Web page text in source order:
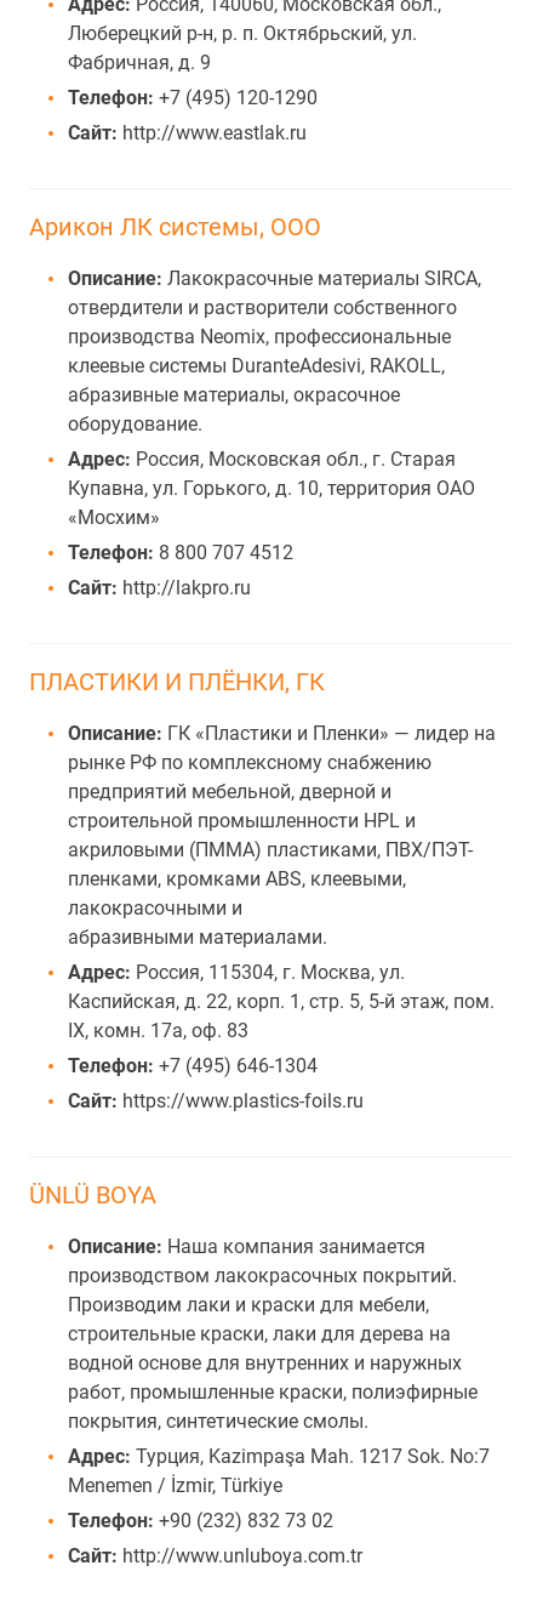
Люберецкий р-н, р. п. Октябрьский, ул.
Фабричная, д. 9
Телефон: +7 (495) 120-1290
Сайт: http://www.eastlak.ru
Арикон ЛК системы, ООО
Описание: Лакокрасочные материалы SIRCA,
отвердители и растворители собственного
производства Neomix, профессиональные
клеевые системы DuranteAdesivi, RAKOLL,
абразивные материалы, окрасочное
оборудование.
Адрес: Россия, Московская обл., г. Старая
Купавна, ул. Горького, д. 10, территория ОАО
«Мосхим»
Телефон: 8 800 707 4512
Сайт: http://lakpro.ru
ПЛАСТИКИ И ПЛЁНКИ, ГК
Описание: ГК «Пластики и Пленки» — лидер на
рынке РФ по комплексному снабжению
предприятий мебельной, дверной и
строительной промышленности HPL и
акриловыми (ПММА) пластиками, ПВХ/ПЭТ-
пленками, кромками ABS, клеевыми,
лакокрасочными и
абразивными материалами.
Адрес: Россия, 115304, г. Москва, ул.
Каспийская, д. 22, корп. 1, стр. 5, 5-й этаж, пом.
IX, комн. 17а, оф. 83
Телефон: +7 (495) 646-1304
Сайт: https://www.plastics-foils.ru
ÜNLÜ BOYA
Описание: Наша компания занимается
производством лакокрасочных покрытий.
Производим лаки и краски для мебели,
строительные краски, лаки для дерева на
водной основе для внутренних и наружных
работ, промышленные краски, полиэфирные
покрытия, синтетические смолы.
Адрес: Турция, Kazimpaşa Mah. 1217 Sok. No:7
Menemen / İzmir, Türkiye
Телефон: +90 (232) 832 73 02
Сайт: http://www.unluboya.com.tr